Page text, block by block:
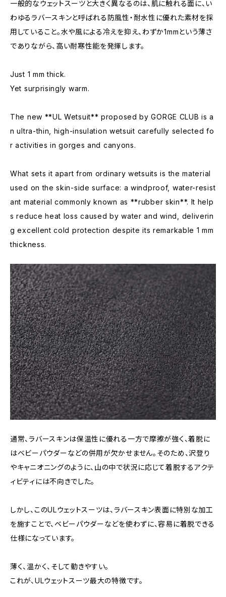
一般的なウェットスーツと大きく異なるのは、肌に触れる面に、い
わゆるラバースキンと呼ばれる防風性・耐水性に優れた素材を採
用していること。水や風による冷えを抑え、わずか1mmという薄さ
でありながら、高い耐寒性能を発揮します。
Just 1 mm thick.
Yet surprisingly warm.
The new **UL Wetsuit** proposed by GORGE CLUB is a
n ultra-thin, high-insulation wetsuit carefully selected fo
r activities in gorges and canyons.
What sets it apart from ordinary wetsuits is the material
used on the skin-side surface: a windproof, water-resist
ant material commonly known as **rubber skin**. It help
s reduce heat loss caused by water and wind, deliverin
g excellent cold protection despite its remarkable 1 mm
thickness.
通常、ラバースキンは保温性に優れる一方で摩擦が強く、着脱に
はベビーパウダーなどの併用が欠かせません。そのため、沢登り
やキャニオニングのように、山の中で状況に応じて着脱するアクテ
ィビティには不向きでした。
しかし、このULウェットスーツは、ラバースキン表面に特別な加工
を施すことで、ベビーパウダーなどを使わずに、容易に着脱できる
仕様になっています。
薄く、温かく、そして動きやすい。
これが、ULウェットスーツ最大の特徴です。